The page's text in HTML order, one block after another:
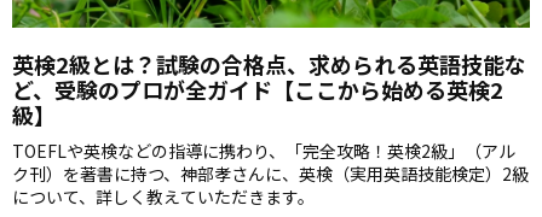
英検2級とは？試験の合格点、求められる英語技能な
ど、受験のプロが全ガイド【ここから始める英検2
級】
TOEFLや英検などの指導に携わり、「完全攻略！英検2級」（アル
ク刊）を著書に持つ、神部孝さんに、英検（実用英語技能検定）2級
について、詳しく教えていただきます。